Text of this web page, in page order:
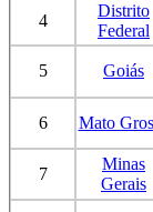
4
Distrito
Federal
5 Goiás
6 Mato
7
Minas
Gerais